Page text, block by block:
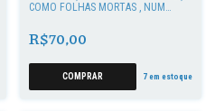
COMO FOLHAS MORTAS , NUM
R$70,00
7 em estoque